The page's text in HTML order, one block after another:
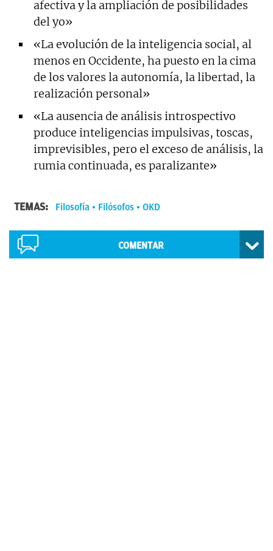
afectiva y la ampliación de posibilidades
del yo»
«La evolución de la inteligencia social, al
menos en Occidente, ha puesto en la cima
de los valores la autonomía, la libertad, la
realización personal»
«La ausencia de análisis introspectivo
produce inteligencias impulsivas, toscas,
imprevisibles, pero el exceso de análisis, la
rumia continuada, es paralizante»
TEMAS: Filosofía Filósofos OKD
COMENTAR